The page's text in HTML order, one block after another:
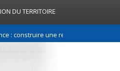
DU TERRITOIRE
une relation de confiance